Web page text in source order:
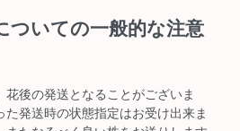
ついての一般的な注意
後の発送となることがございま
発送時の状態指定はお受け出来ま